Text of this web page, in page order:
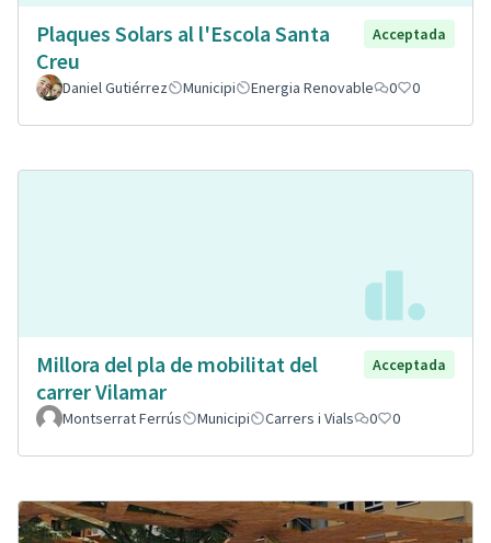
Plaques Solars al l'Escola Santa
Creu
Acceptada
Daniel Gutiérrez Municipi Energia Renovable 0 0
Millora del pla de mobilitat del
carrer Vilamar
Acceptada
Montserrat Ferrús Municipi Carrers i Vials 0 0